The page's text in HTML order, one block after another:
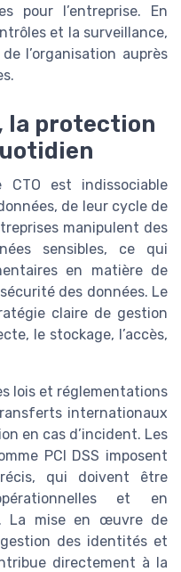
pour l’entreprise. En
et la surveillance,
l’organisation auprès
la protection
CTO est indissociable
de leur cycle de
manipulent des
sensibles, ce qui
en matière de
des données. Le
claire de gestion
le stockage, l’accès,
lois et réglementations
internationaux
en cas d’incident. Les
PCI DSS imposent
qui doivent être
et en
La mise en œuvre de
des identités et
directement à la